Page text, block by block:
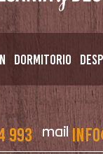
Dormitorio
993 mail